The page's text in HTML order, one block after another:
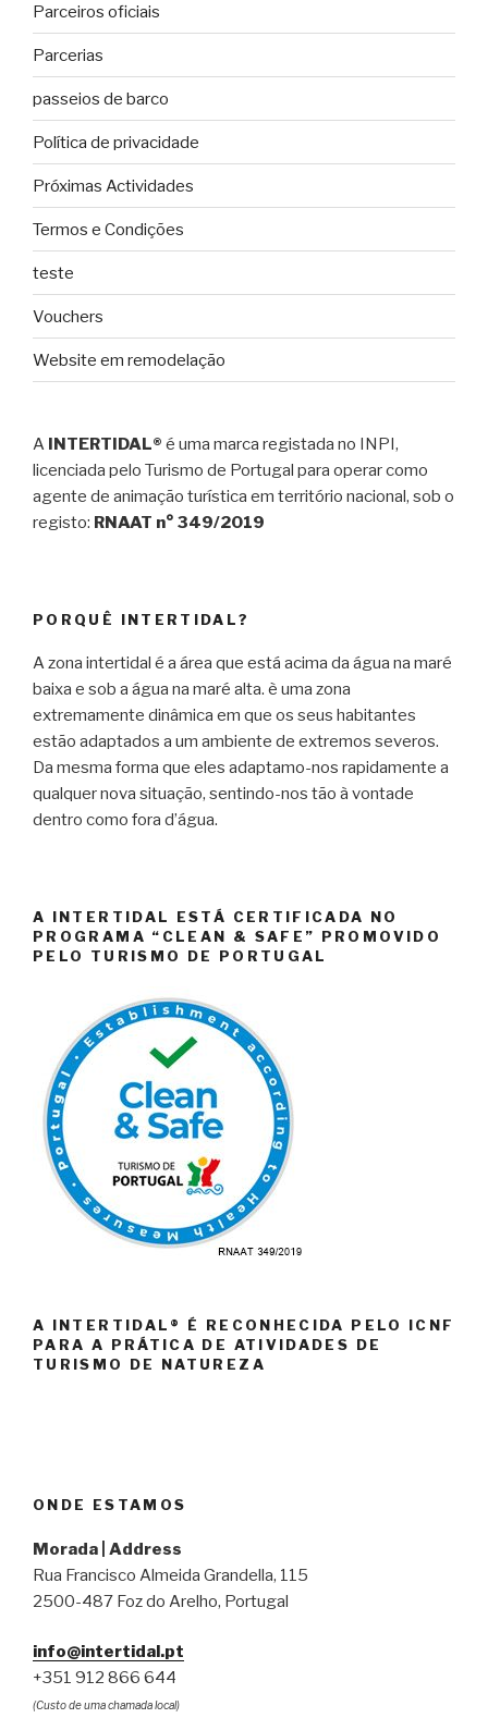
Parceiros oficiais
Parcerias
passeios de barco
Política de privacidade
Próximas Actividades
Termos e Condições
teste
Vouchers
Website em remodelação
A INTERTIDAL® é uma marca registada no INPI,
licenciada pelo Turismo de Portugal para operar como
agente de animação turística em território nacional, sob o
registo: RNAAT n° 349/2019
PORQUÊ INTERTIDAL?
A zona intertidal é a área que está acima da água na maré
baixa e sob a água na maré alta. è uma zona
extremamente dinâmica em que os seus habitantes
estão adaptados a um ambiente de extremos severos.
Da mesma forma que eles adaptamo-nos rapidamente a
qualquer nova situação, sentindo-nos tão à vontade
dentro como fora d’água.
A INTERTIDAL ESTÁ CERTIFICADA NO
PROGRAMA “CLEAN & SAFE” PROMOVIDO
PELO TURISMO DE PORTUGAL
A INTERTIDAL® É RECONHECIDA PELO ICNF
PARA A PRÁTICA DE ATIVIDADES DE
TURISMO DE NATUREZA
ONDE ESTAMOS
Morada | Address
Rua Francisco Almeida Grandella, 115
2500-487 Foz do Arelho, Portugal
info@intertidal.pt
+351 912 866 644
(Custo de uma chamada local)